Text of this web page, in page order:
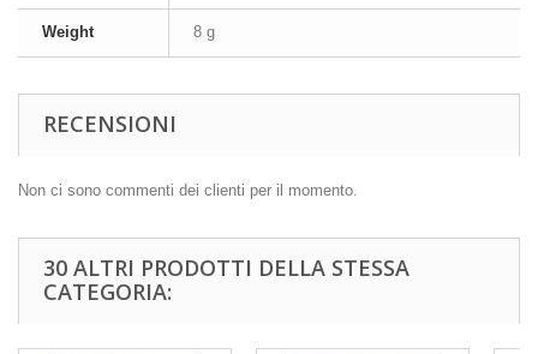
Weight 8 g
RECENSIONI
Non ci sono commenti dei clienti per il momento.
30 ALTRI PRODOTTI DELLA STESSA
CATEGORIA: